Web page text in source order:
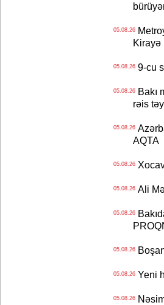
05.08.26
Kirayə
05.08.269-cu
05.08.26Bakı
rəis
05.08.26
AQTA
05.08.26
05.08.26Ali
05.08.26
05.08.26
05.08.26Yeni
05.08.26